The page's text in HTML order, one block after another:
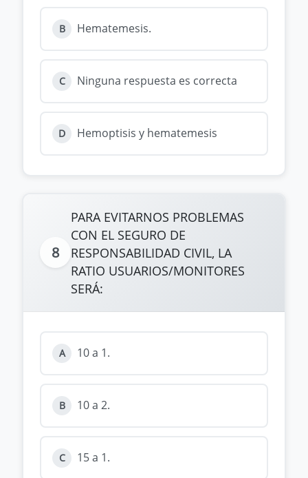
B Hematemesis.
C Ninguna respuesta es correcta
D Hemoptisis y hematemesis
8
PARA EVITARNOS PROBLEMAS
CON EL SEGURO DE
RESPONSABILIDAD CIVIL, LA
RATIO USUARIOS/MONITORES
SERÁ:
A 10 a 1.
B 10 a 2.
C 15 a 1.